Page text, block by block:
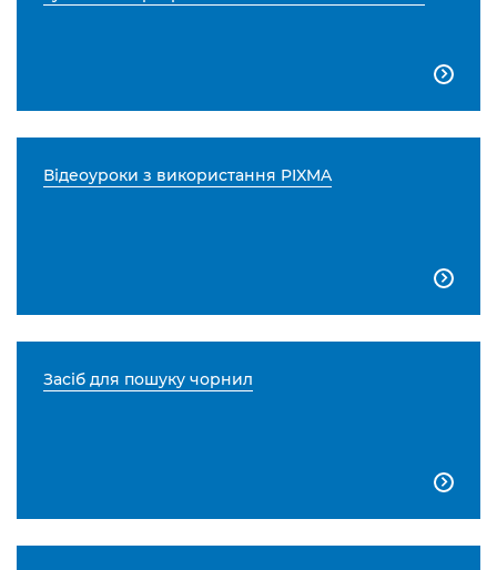

Відеоуроки з використання PIXMA

Засіб для пошуку чорнил
